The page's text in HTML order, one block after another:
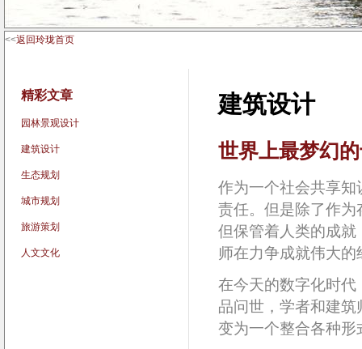
<<返回玲珑首页
精彩文章
园林景观设计
建筑设计
生态规划
城市规划
旅游策划
人文文化
建筑设计
世界上最梦幻
作为一个社会共享
责任。但是除了作
但保管着人类的成
师在力争成就伟大
在今天的数字化时
品问世，学者和建
变为一个整合各种